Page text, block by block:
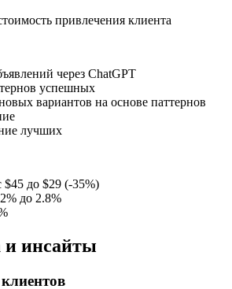
привлечения клиента
через ChatGPT
успешных
вариантов на основе паттернов
лучших
$45 до $29 (-35%)
до 2.8%
и инсайты